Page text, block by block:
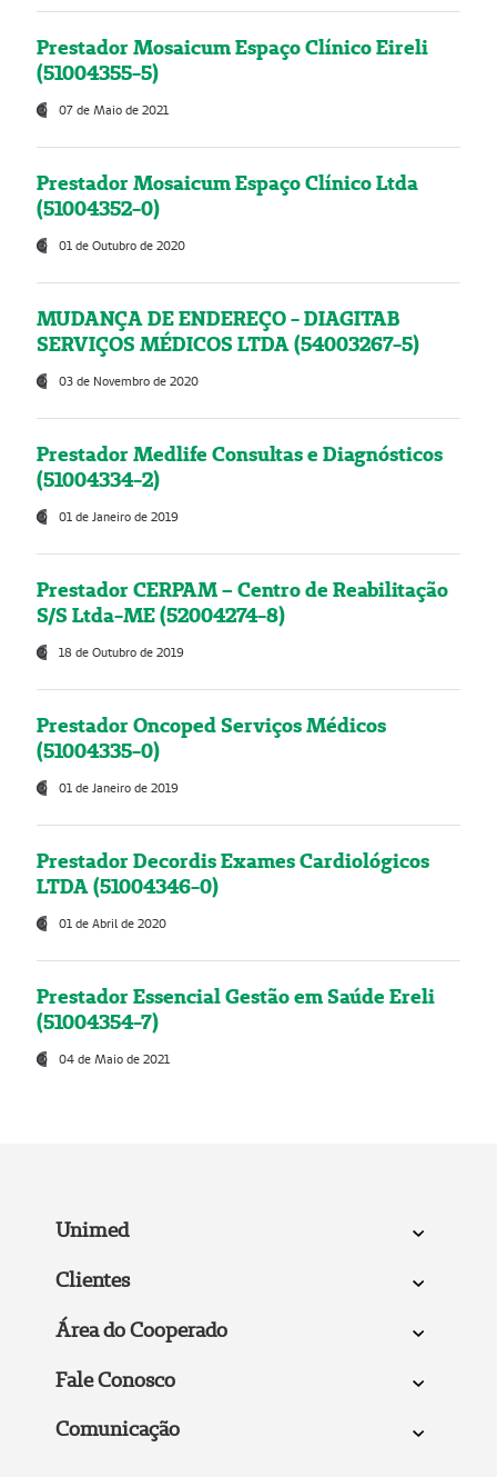
Prestador Mosaicum Espaço Clínico Eireli
(51004355-5)
07 de Maio de 2021
Prestador Mosaicum Espaço Clínico Ltda
(51004352-0)
01 de Outubro de 2020
MUDANÇA DE ENDEREÇO - DIAGITAB
SERVIÇOS MÉDICOS LTDA (54003267-5)
03 de Novembro de 2020
Prestador Medlife Consultas e Diagnósticos
(51004334-2)
01 de Janeiro de 2019
Prestador CERPAM – Centro de Reabilitação
S/S Ltda-ME (52004274-8)
18 de Outubro de 2019
Prestador Oncoped Serviços Médicos
(51004335-0)
01 de Janeiro de 2019
Prestador Decordis Exames Cardiológicos
LTDA (51004346-0)
01 de Abril de 2020
Prestador Essencial Gestão em Saúde Ereli
(51004354-7)
04 de Maio de 2021
Unimed
Clientes
Área do Cooperado
Fale Conosco
Comunicação